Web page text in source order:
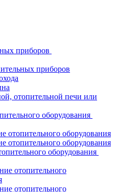
приборов
приборов
отопительной печи или
оборудования
отопительного оборудования
отопительного оборудования
оборудования
отопительного
отопительного